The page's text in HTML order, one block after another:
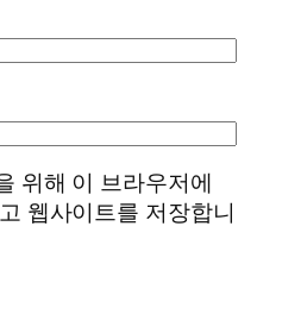
위해 이 브라우저에
웹사이트를 저장합니